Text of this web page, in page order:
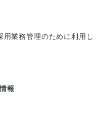
用業務管理のために利用し
報